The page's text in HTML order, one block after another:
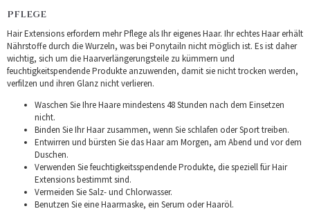
PFLEGE
Hair Extensions erfordern mehr Pflege als Ihr eigenes Haar. Ihr echtes Haar erhält
Nährstoffe durch die Wurzeln, was bei Ponytailn nicht möglich ist. Es ist daher
wichtig, sich um die Haarverlängerungsteile zu kümmern und
feuchtigkeitspendende Produkte anzuwenden, damit sie nicht trocken werden,
verfilzen und ihren Glanz nicht verlieren.
Waschen Sie Ihre Haare mindestens 48 Stunden nach dem Einsetzen
nicht.
Binden Sie Ihr Haar zusammen, wenn Sie schlafen oder Sport treiben.
Entwirren und bürsten Sie das Haar am Morgen, am Abend und vor dem
Duschen.
Verwenden Sie feuchtigkeitsspendende Produkte, die speziell für Hair
Extensions bestimmt sind.
Vermeiden Sie Salz- und Chlorwasser.
Benutzen Sie eine Haarmaske, ein Serum oder Haaröl.